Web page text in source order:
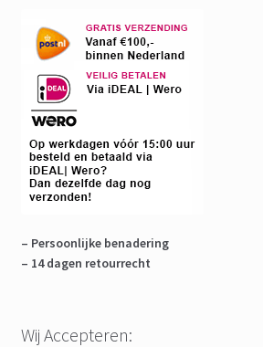
– Persoonlijke benadering
– 14 dagen retourrecht
Wij Accepteren: